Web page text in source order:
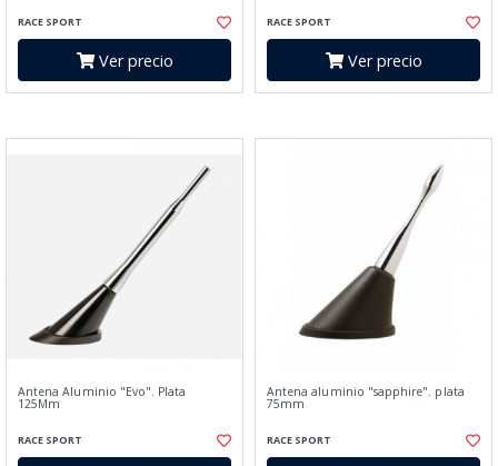
RACE SPORT
Ver precio
RACE SPORT
Ver precio
Antena Aluminio "Evo". Plata
125Mm
RACE SPORT
Antena aluminio "sapphire". plata
75mm
RACE SPORT